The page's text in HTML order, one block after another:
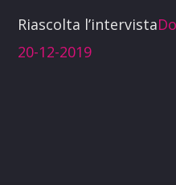
Riascolta l’intervista
20-12-2019